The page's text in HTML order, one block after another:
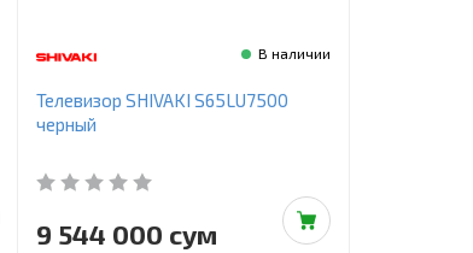
В наличии
Телевизор SHIVAKI S65LU7500
черный
9 544 000 сум